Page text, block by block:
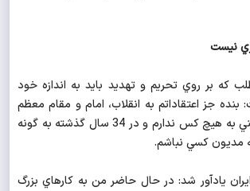
نيست
كه بر روي تحريم و تهديد بايد به اندازه خود
جز اعتقاداتم به انقلاب، امام و مقام معظم
رهبري هيچ گونه ديني به هيچ كس ندارم و در 34 سال گذشته به گونه
مديون كسي نباشم.
يادآور شد: در حال حاضر من به كارهاي بزرگ